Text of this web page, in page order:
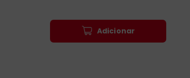
Adicionar